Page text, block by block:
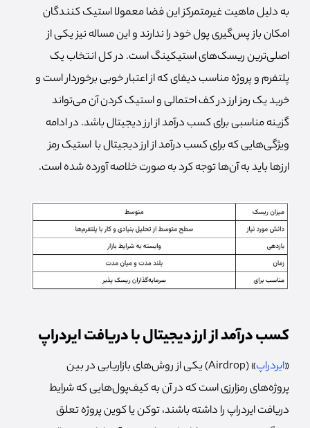
به دلیل ماهیت غیرمتمرکز این فضا معمولا استیک کنندگان
امکان باز پس‌گیری پول خود را ندارند و این مساله نیز یکی از
اصلی‌ترین ریسک‌های استیکینگ است. در کل انتخاب یک
پلتفرم و پروژه مناسب دیفای که از اعتبار خوبی برخوردار است و
خرید یک رمز ارز در کف احتمالی و استیک کردن آن می‌تواند
گزینه مناسبی برای کسب درآمد از ارز دیجیتال باشد. در ادامه
ویژگی‌هایی که برای کسب درآمد از ارز دیجیتال با استیک رمز
ارزها باید به آن‌ها توجه کرد به صورت خلاصه آورده شده است.
کسب درآمد از ارز دیجیتال با دریافت ایردراپ
«ایردراپ
» (Airdrop) یکی از روش‌های بازاریابی در بین
پروژه‌های رمزارزی است که در آن به کیف‌پول‌هایی که شرایط
دریافت ایردراپ را داشته باشند، توکن یا کوین پروژه تعلق